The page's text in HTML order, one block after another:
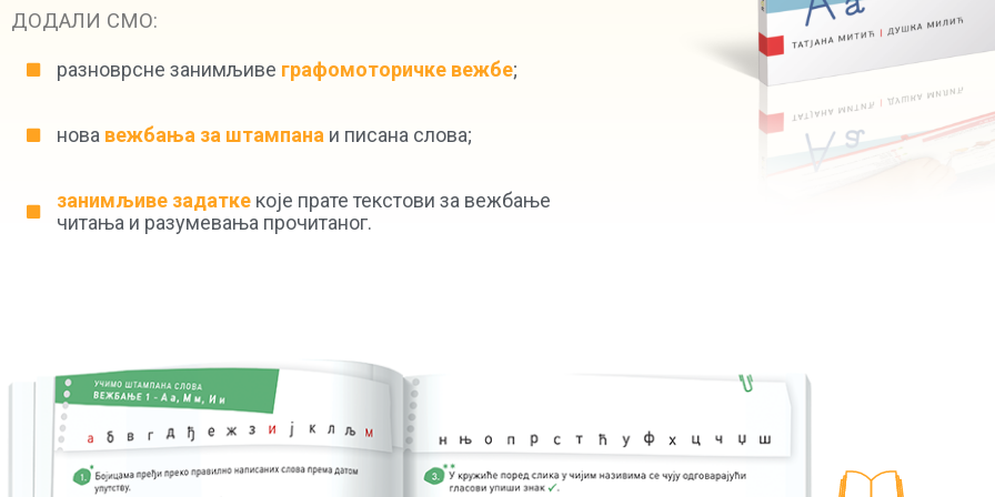
ДОДАЛИ СМО:
разноврсне занимљиве графомоторичке вежбе;
нова вежбања за штампана и писана слова;
занимљиве задаткекоје прате текстови за вежбање
читања и разумевања прочитаног.